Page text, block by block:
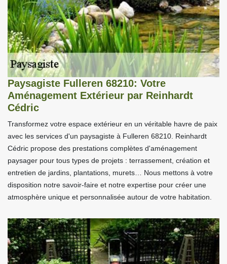
Paysagiste Fulleren 68210: Votre
Aménagement Extérieur par Reinhardt
Cédric
Transformez votre espace extérieur en un véritable havre de paix
avec les services d'un paysagiste à Fulleren 68210. Reinhardt
Cédric propose des prestations complètes d'aménagement
paysager pour tous types de projets : terrassement, création et
entretien de jardins, plantations, murets… Nous mettons à votre
disposition notre savoir-faire et notre expertise pour créer une
atmosphère unique et personnalisée autour de votre habitation.